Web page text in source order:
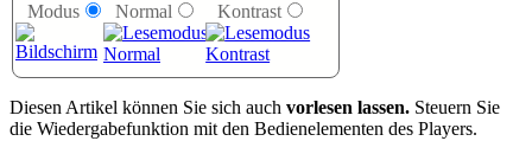
Modus
Normal
Kontrast
Diesen Artikel können Sie sich auch vorlesen lassen. Steuern Sie
die Wiedergabefunktion mit den Bedienelementen des Players.